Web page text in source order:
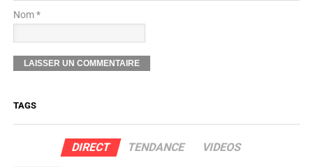
Nom *
TAGS
DIRECT TENDANCE VIDEOS